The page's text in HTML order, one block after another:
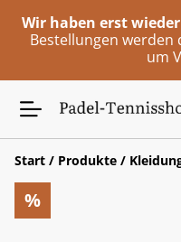
Wir haben erst
Bestellungen
um
Start / Produkte /
%